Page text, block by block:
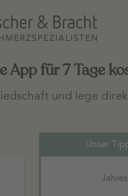
App für 7 Tage
und lege
Unser